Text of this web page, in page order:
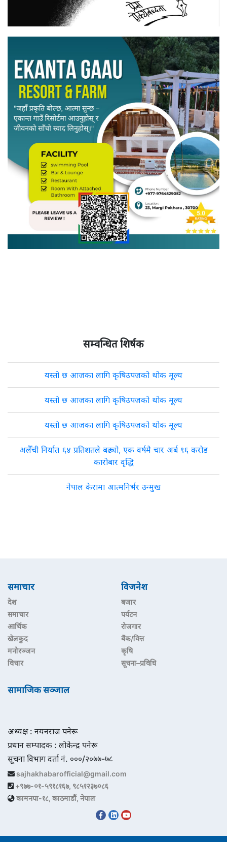
सम्वन्धित शिर्षक
यस्तो छ आजका लागि कृषिउपजको थोक मूल्य
यस्तो छ आजका लागि कृषिउपजको थोक मूल्य
यस्तो छ आजका लागि कृषिउपजको थोक मूल्य
अलैँची निर्यात ६४ प्रतिशतले बढ्यो, एक वर्षमै चार अर्ब ९६ करोड
कारोबार वृद्धि
नेपाल केरामा आत्मनिर्भर उन्मुख
समाचार
देश
समाचार
आर्थिक
खेलकुद
मनोरञ्जन
विचार
विजनेश
बजार
पर्यटन
रोजगार
बैंक/वित्त
कृषि
सूचना–प्रविधि
सामाजिक सञ्जाल
अध्यक्ष : नयनराज पनेरू
प्रधान सम्पादक : लोकेन्द्र पनेरू
सूचना विभाग दर्ता नं. ०००/२०७७-७८
sajhakhabarofficial@gmail.com
+९७७-०१-५९१८१६७, ९८५१२३७०८६
कामनपा-१८, काठमाडौं, नेपाल